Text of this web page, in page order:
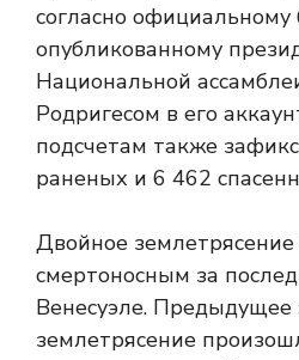
согласно официальному
опубликованному
Национальной
Родригесом в его
подсчетам также
раненых и 6 462
Двойное
смертоносным за
Венесуэле. Предыдущее
землетрясение